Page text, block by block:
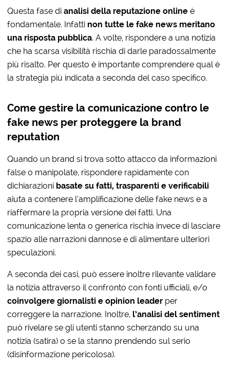
Questa fase dianalisi della reputazione online è
fondamentale. Infatti non tutte le fake news meritano
una risposta pubblica. A volte, rispondere a una notizia
che ha scarsa visibilità rischia di darle paradossalmente
più risalto. Per questo è importante comprendere qual è
la strategia più indicata a seconda del caso specifico.
Come gestire la comunicazione contro le
fake news per proteggere la brand
reputation
Quando un brand si trova sotto attacco da informazioni
false o manipolate, rispondere rapidamente con
dichiarazioni basate su fatti, trasparenti e verificabili
aiuta a contenere l’amplificazione delle fake news e a
riaffermare la propria versione dei fatti. Una
comunicazione lenta o generica rischia invece di lasciare
spazio alle narrazioni dannose e di alimentare ulteriori
speculazioni.
A seconda dei casi, può essere inoltre rilevante validare
la notizia attraverso il confronto con fonti ufficiali, e/o
coinvolgere giornalisti e opinion leader per
correggere la narrazione. Inoltre, l’analisi del sentiment
può rivelare se gli utenti stanno scherzando su una
notizia (satira) o se la stanno prendendo sul serio
(disinformazione pericolosa).